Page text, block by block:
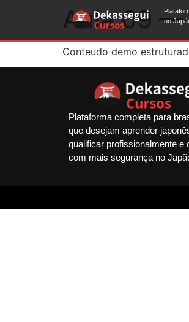
no
Aula 09 —
Conteudo demo
Plataforma completa para
que desejam aprender
qualificar profissionalmente e
com mais segurança no